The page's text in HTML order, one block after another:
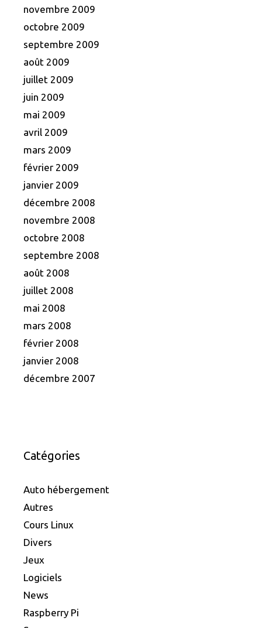
novembre 2009
octobre 2009
septembre 2009
août 2009
juillet 2009
juin 2009
mai 2009
avril 2009
mars 2009
février 2009
janvier 2009
décembre 2008
novembre 2008
octobre 2008
septembre 2008
août 2008
juillet 2008
mai 2008
mars 2008
février 2008
janvier 2008
décembre 2007
Catégories
Auto hébergement
Autres
Cours Linux
Divers
Jeux
Logiciels
News
Raspberry Pi